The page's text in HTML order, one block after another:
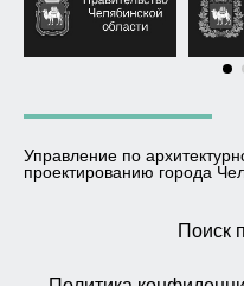
Управление по
проектированию города
Поиск